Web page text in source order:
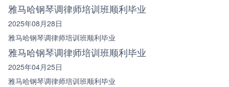
雅马哈钢琴调律师培训班顺利毕业
2025年08月28日
雅马哈钢琴调律师培训班顺利毕业
雅马哈钢琴调律师培训班顺利毕业
2025年04月25日
雅马哈钢琴调律师培训班顺利毕业